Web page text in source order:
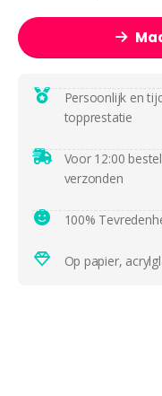
Persoonlijk en
topprestatie
Voor 12:00
verzonden
100%
Op papier,